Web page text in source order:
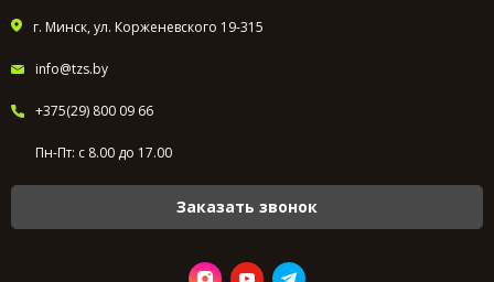
г. Минск, ул. Корженевского 19-315
info@tzs.by
+375(29) 800 09 66
Пн-Пт: с 8.00 до 17.00
Заказать звонок